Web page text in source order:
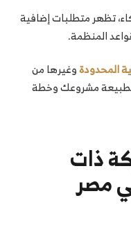
تظهر متطلبات إضافية
المنظمة.
المحدودةوغيرها من
لطبيعة مشروعك وخطة
ذات
مصر